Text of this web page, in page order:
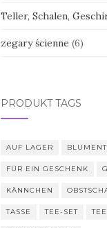
Teller, Schalen,
zegary ścienne (6)
PRODUKT TAGS
AUF LAGER
FÜR EIN GESCHENK
KÄNNCHEN
TASSE TEE-SET